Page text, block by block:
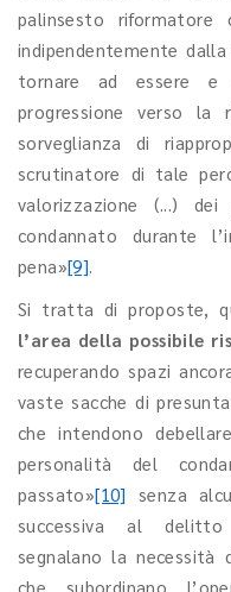
palinsesto
indipendentemente
tornare ad essere e
progressione verso la
sorveglianza di
scrutinatore di tale
valorizzazione (...)
condannato durante
pena»[9].
Si tratta di proposte,
l’area della possibile
recuperando spazi
vaste sacche di
che intendono
personalità del
passato»[10] senza
successiva al
segnalano la necessità
che subordinano